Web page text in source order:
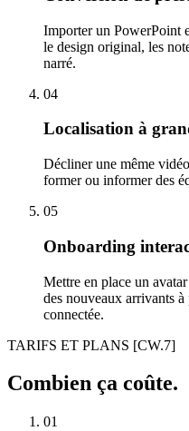
Importer un PowerPoint
le design original, les
narré.
04
Localisation à
Décliner une même
former ou informer des
05
Onboarding
Mettre en place un
des nouveaux arrivants à
connectée.
TARIFS ET PLANS [CW.7]
Combien ça coûte.
01